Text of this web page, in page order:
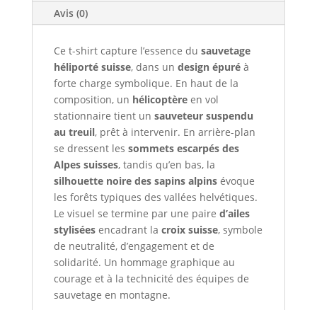
Avis (0)
Ce t-shirt capture l’essence du sauvetage
héliporté suisse, dans un design épuréà
forte charge symbolique. En haut de la
composition, un hélicoptèreen vol
stationnaire tient un sauveteur suspendu
au treuil, prêt à intervenir. En arrière-plan
se dressent les sommets escarpés des
Alpes suisses, tandis qu’en bas, la
silhouette noire des sapins alpinsévoque
les forêts typiques des vallées helvétiques.
Le visuel se termine par une paire d’ailes
styliséesencadrant la croix suisse, symbole
de neutralité, d’engagement et de
solidarité. Un hommage graphique au
courage et à la technicité des équipes de
sauvetage en montagne.